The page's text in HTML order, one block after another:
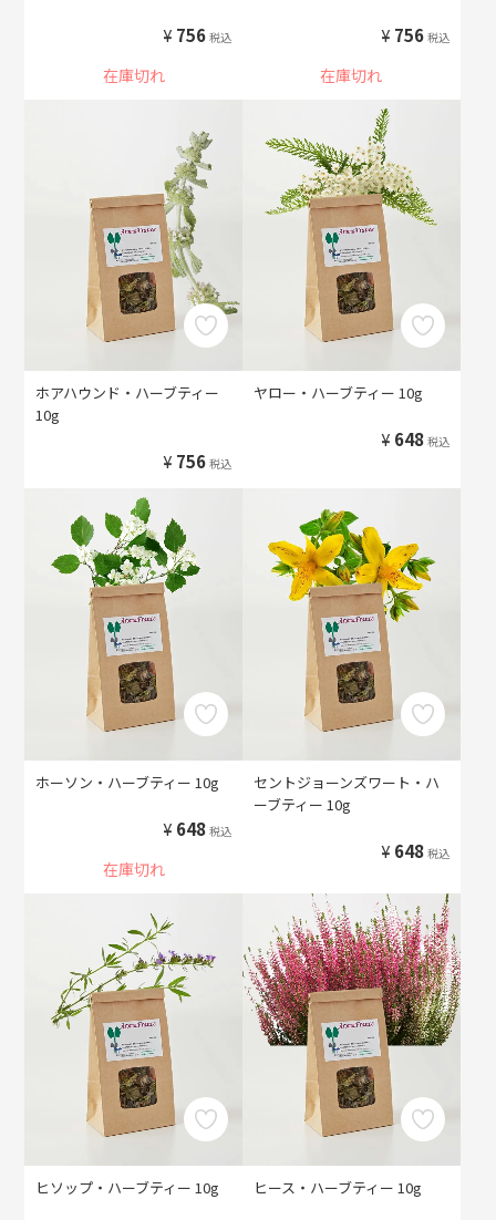
¥ 756 税込
在庫切れ
¥ 756 税込
在庫切れ
ホアハウンド・ハーブティー
10g
¥ 756 税込
ヤロー・ハーブティー 10g
¥ 648 税込
ホーソン・ハーブティー 10g
¥ 648 税込
在庫切れ
セントジョーンズワート・ハ
ーブティー 10g
¥ 648 税込
ヒソップ・ハーブティー 10g ヒース・ハーブティー 10g